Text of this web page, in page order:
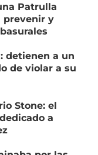
Patrulla
prevenir y
detienen a un
de violar a su
Stone: el
a